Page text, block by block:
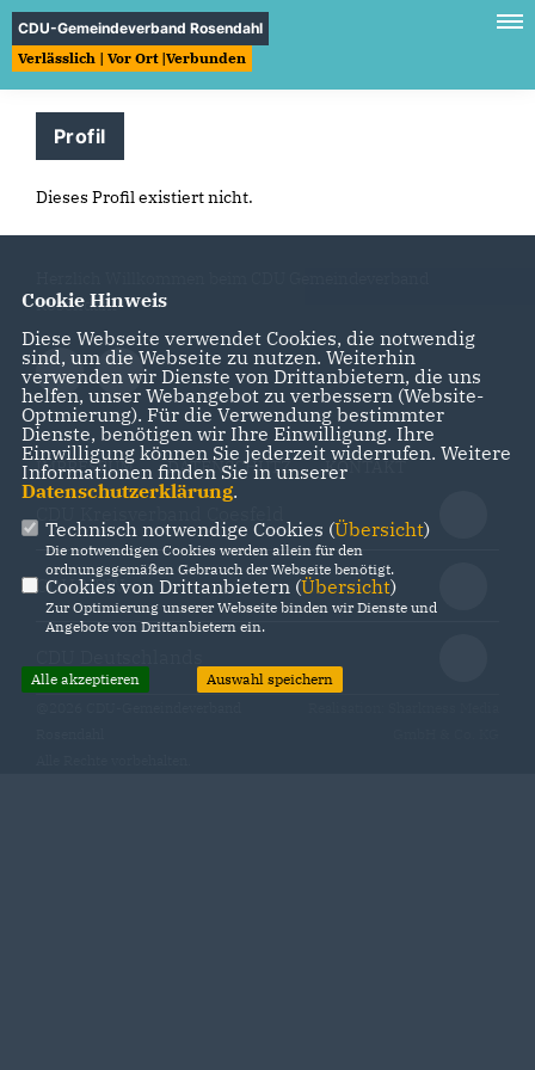
CDU-Gemeindeverband Rosendahl
Verlässlich | Vor Ort |Verbunden
Profil
Dieses Profil existiert nicht.
Rosendahl
IMPRESSUM DATENSCHUTZ KONTAKT
CDU Kreisverband Coesfeld
CDU NRW
Cookie Hinweis
Diese Webseite verwendet Cookies, die notwendig
sind, um die Webseite zu nutzen. Weiterhin
verwenden wir Dienste von Drittanbietern, die uns
helfen, unser Webangebot zu verbessern (Website-
Optmierung). Für die Verwendung bestimmter
Dienste, benötigen wir Ihre Einwilligung. Ihre
Einwilligung können Sie jederzeit widerrufen. Weitere
Informationen finden Sie in unserer
Datenschutzerklärung.
Technisch notwendige Cookies (Übersicht)
Die notwendigen Cookies werden allein für den
ordnungsgemäßen Gebrauch der Webseite benötigt.
Cookies von Drittanbietern (Übersicht)
Zur Optimierung unserer Webseite binden wir Dienste und
Angebote von Drittanbietern ein.
Alle akzeptieren Auswahl speichern